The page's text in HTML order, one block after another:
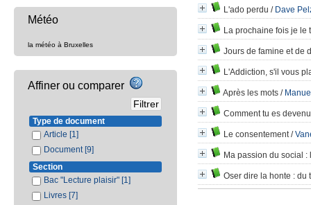
L'ado perdu / Dave
La prochaine fois je le
Jours de famine et de
L'Addiction, s'il vous
Après les mots /
Comment tu es
Le consentement/
Ma passion du social :
Oser dire la honte : du
Météo
la météo à Bruxelles
Affiner ou comparer
Type de document
Article [1]
Document [9]
Section
Bac "Lecture plaisir" [1]
Livres [7]